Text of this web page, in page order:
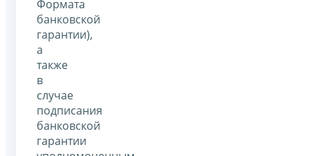
Формата
банковской
гарантии),
а
также
в
случае
подписания
банковской
гарантии